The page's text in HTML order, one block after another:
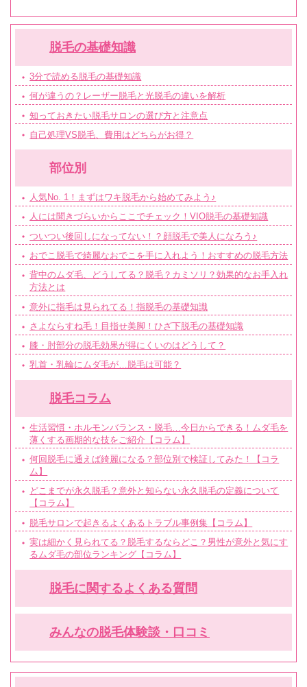
脱毛の基礎知識
3分で読める脱毛の基礎知識
何が違うの？レーザー脱毛と光脱毛の違いを解析
知っておきたい脱毛サロンの選び方と注意点
自己処理VS脱毛、費用はどちらがお得？
部位別
人気No. 1！まずはワキ脱毛から始めてみよう♪
人には聞きづらいからここでチェック！VIO脱毛の基礎知識
ついつい後回しになってない！？顔脱毛で美人になろう♪
おでこ脱毛で綺麗なおでこを手に入れよう！おすすめの脱毛方法
背中のムダ毛、どうしてる？脱毛？カミソリ？効果的なお手入れ
方法とは
意外に指毛は見られてる！指脱毛の基礎知識
さよならすね毛！目指せ美脚！ひざ下脱毛の基礎知識
膝・肘部分の脱毛効果が得にくいのはどうして？
乳首・乳輪にムダ毛が…脱毛は可能？
脱毛コラム
生活習慣・ホルモンバランス・脱毛…今日からできる！ムダ毛を
薄くする画期的な技をご紹介【コラム】
何回脱毛に通えば綺麗になる？部位別で検証してみた！【コラ
ム】
どこまでが永久脱毛？意外と知らない永久脱毛の定義について
【コラム】
脱毛サロンで起きるよくあるトラブル事例集【コラム】
実は細かく見られてる？脱毛するならどこ？男性が意外と気にす
るムダ毛の部位ランキング【コラム】
脱毛に関するよくある質問
みんなの脱毛体験談・口コミ